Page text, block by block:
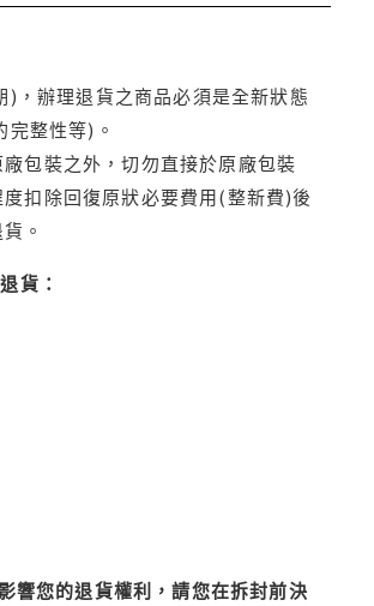
，辦理退貨之商品必須是全新狀態
整性等)。
包裝之外，切勿直接於原廠包裝
扣除回復原狀必要費用(整新費)後
。
貨：
響您的退貨權利，請您在拆封前決